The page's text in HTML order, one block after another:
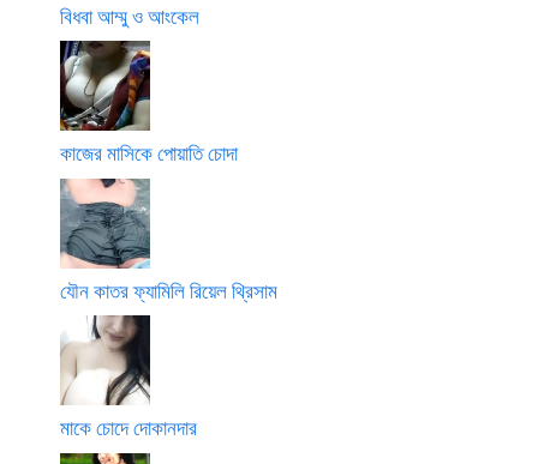
বিধবা আম্মু ও আংকেল
কাজের মাসিকে পোয়াতি চোদা
যৌন কাতর ফ্যামিলি রিয়েল থ্রিসাম
মাকে চোদে দোকানদার